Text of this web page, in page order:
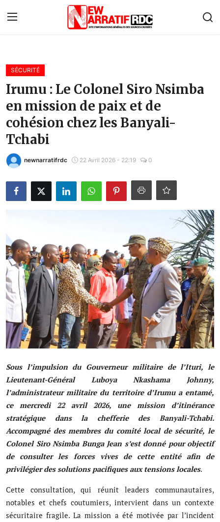
Accueil
À propos de nous
Contact
Monde
Économie
Afrique
Société
Éducation
Culture
Sport
Justice
Sécurité
Diplomatie
Investissement
Religion
Santé
Musique
Technologie
Finances
Communication
SÉCURITÉ
Irumu : Le Colonel Siro Nsimba
en mission de paix et de
cohésion chez les Banyali-
Tchabi
newnarratifrdc 22 Avril 2026 - 22:19 0
Sous l’impulsion du Gouverneur militaire de l’Ituri, le
Lieutenant-Général Luboya Nkashama Johnny,
l’administrateur militaire du territoire d’Irumu a entamé,
ce mercredi 22 avril 2026, une mission d’itinérance
stratégique dans la chefferie des Banyali-Tchabi.
Accompagné des membres du comité local de sécurité, le
Colonel Siro Nsimba Bunga Jean s’est donné pour objectif
de consulter les forces vives de cette entité afin de
privilégier des solutions pacifiques aux tensions locales.
Cette consultation, qui réunit leaders communautaires,
notables et chefs coutumiers, intervient dans un contexte
sécuritaire fragile. La mission a été motivée par l’incident